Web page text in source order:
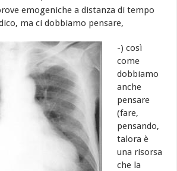
emogeniche a distanza di tempo
ma ci dobbiamo pensare,
-) così
come
dobbiamo
anche
pensare
(fare,
pensando,
talora è
una risorsa
che la